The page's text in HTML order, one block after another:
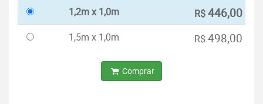
1,2m x 1,0m R$446,00
1,5m x 1,0m R$ 498,00
Comprar